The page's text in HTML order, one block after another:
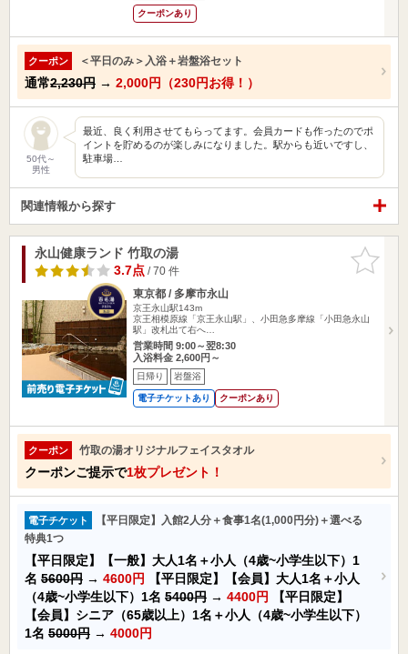
クーポンあり
クーポン ＜平日のみ＞入浴＋岩盤浴セット
通常2,230円 → 2,000円（230円お得！）
50代～
男性
最近、良く利用させてもらってます。会員カードも作ったのでポ
イントを貯めるのが楽しみになりました。駅からも近いですし、
駐車場…
関連情報から探す
お気に入
りに追加
永山健康ランド 竹取の湯
3.7点/ 70 件
東京都 / 多摩市永山
京王永山駅143m
京王相模原線「京王永山駅」、小田急多摩線「小田急永山
駅」改札出て右へ…
営業時間 9:00～翌8:30
入浴料金 2,600円～
日帰り 岩盤浴
電子チケットあり クーポンあり
クーポン 竹取の湯オリジナルフェイスタオル
クーポンご提示で1枚プレゼント！
電子チケット
【平日限定】入館2人分＋食事1名(1,000円分)＋選べる
特典1つ
【平日限定】【一般】大人1名＋小人（4歳~小学生以下）1
名 5600円 → 4600円
【平日限定】【会員】大人1名＋小人
（4歳~小学生以下）1名 5400円 → 4400円
【平日限定】
【会員】シニア（65歳以上）1名＋小人（4歳~小学生以下）
1名 5000円 → 4000円